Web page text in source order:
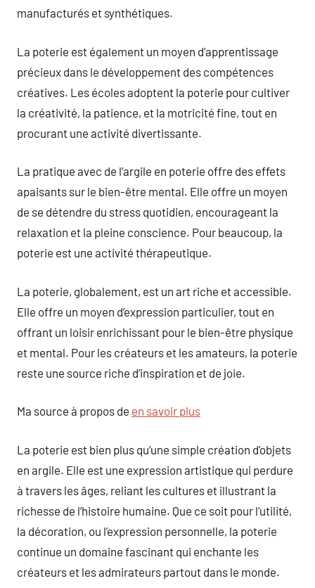
manufacturés et synthétiques.
La poterie est également un moyen d’apprentissage
précieux dans le développement des compétences
créatives. Les écoles adoptent la poterie pour cultiver
la créativité, la patience, et la motricité fine, tout en
procurant une activité divertissante.
La pratique avec de l’argile en poterie offre des effets
apaisants sur le bien-être mental. Elle offre un moyen
de se détendre du stress quotidien, encourageant la
relaxation et la pleine conscience. Pour beaucoup, la
poterie est une activité thérapeutique.
La poterie, globalement, est un art riche et accessible.
Elle offre un moyen d’expression particulier, tout en
offrant un loisir enrichissant pour le bien-être physique
et mental. Pour les créateurs et les amateurs, la poterie
reste une source riche d’inspiration et de joie.
Ma source à propos de en savoir plus
La poterie est bien plus qu’une simple création d’objets
en argile. Elle est une expression artistique qui perdure
à travers les âges, reliant les cultures et illustrant la
richesse de l’histoire humaine. Que ce soit pour l’utilité,
la décoration, ou l’expression personnelle, la poterie
continue un domaine fascinant qui enchante les
créateurs et les admirateurs partout dans le monde.